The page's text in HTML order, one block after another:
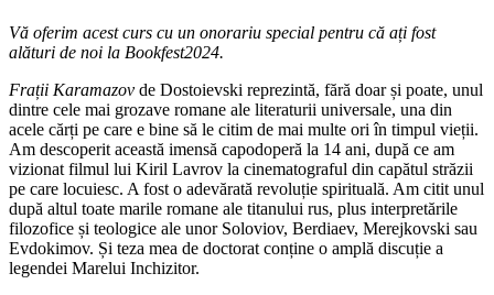
Vă oferim acest curs cu un onorariu special pentru că ați fost
alături de noi la Bookfest2024.
Frații Karamazov de Dostoievski reprezintă, fără doar și poate, unul
dintre cele mai grozave romane ale literaturii universale, una din
acele cărți pe care e bine să le citim de mai multe ori în timpul vieții.
Am descoperit această imensă capodoperă la 14 ani, după ce am
vizionat filmul lui Kiril Lavrov la cinematograful din capătul străzii
pe care locuiesc. A fost o adevărată revoluție spirituală. Am citit unul
după altul toate marile romane ale titanului rus, plus interpretările
filozofice și teologice ale unor Soloviov, Berdiaev, Merejkovski sau
Evdokimov. Și teza mea de doctorat conține o amplă discuție a
legendei Marelui Inchizitor.